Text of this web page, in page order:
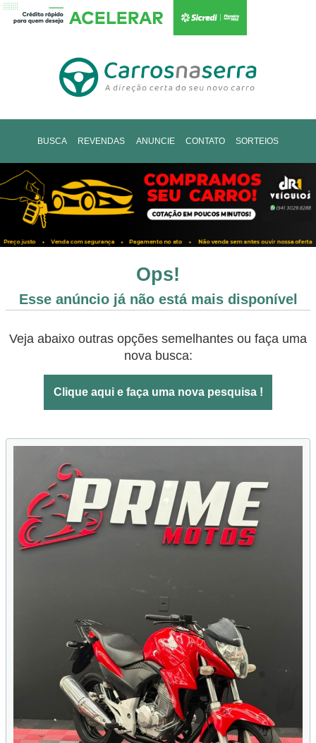
BUSCA REVENDAS ANUNCIE CONTATO SORTEIOS
Ops!
Esse anúncio já não está mais disponível
Veja abaixo outras opções semelhantes ou faça uma
nova busca:
Clique aqui e faça uma nova pesquisa !